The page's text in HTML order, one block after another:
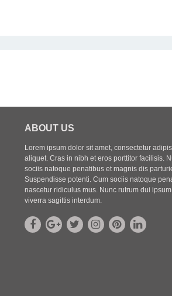
ABOUT US
Lorem ipsum dolor sit amet, consectetur
aliquet. Cras in nibh et eros porttitor facilisis.
sociis natoque penatibus et magnis dis
Suspendisse potenti. Cum sociis natoque
nascetur ridiculus mus. Nunc rutrum dui
viverra sagittis interdum.